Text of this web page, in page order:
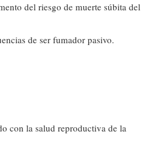
del riesgo de muerte súbita del
de ser fumador pasivo.
con la salud reproductiva de la